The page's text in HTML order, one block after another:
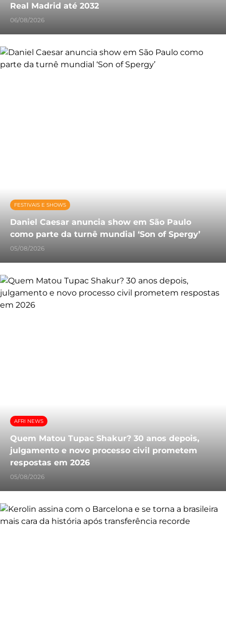
Real Madrid até 2032
06/08/2026
FESTIVAIS E SHOWS
Daniel Caesar anuncia show em São Paulo
como parte da turnê mundial ‘Son of Spergy’
05/08/2026
AFRI NEWS
Quem Matou Tupac Shakur? 30 anos depois,
julgamento e novo processo civil prometem
respostas em 2026
05/08/2026